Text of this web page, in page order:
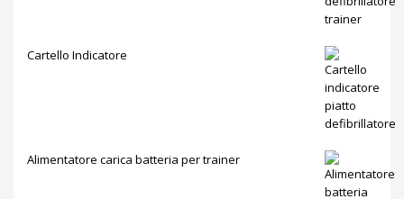
Cartello Indicatore
Alimentatore carica batteria per trainer